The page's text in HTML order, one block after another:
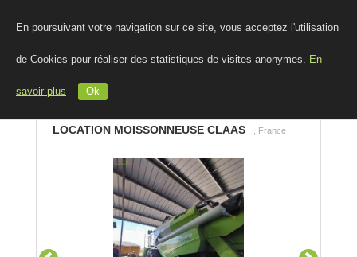
En poursuivant votre navigation sur ce site, vous acceptez l'utilisation
de Cookies pour réaliser des statistiques de visites anonymes. En
savoir plus Ok
LOCATION MOISSONNEUSE CLAAS , France